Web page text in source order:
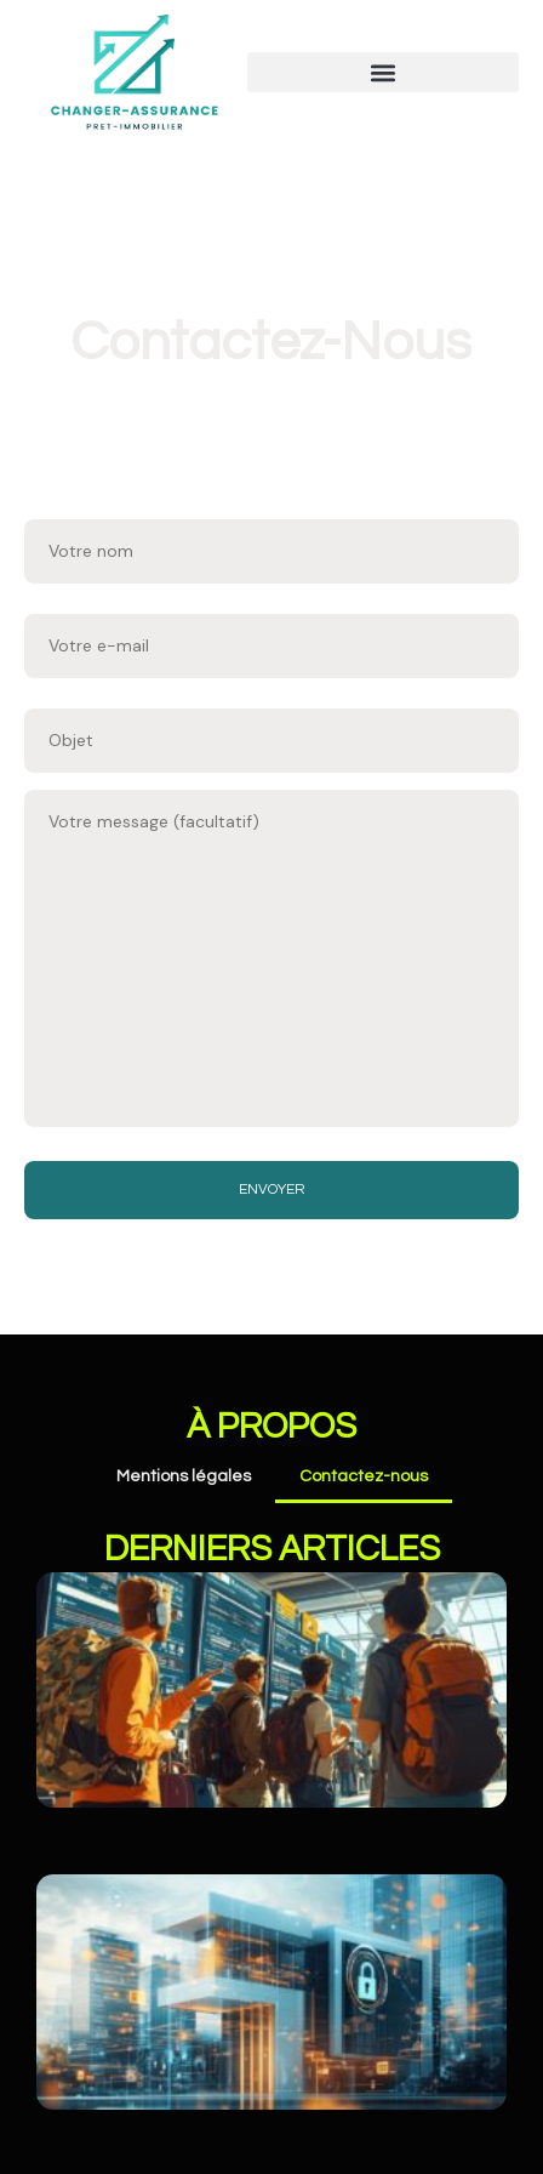
À PROPOS
Mentions légales Contactez-nous
DERNIERS ARTICLES